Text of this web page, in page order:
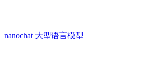
nanochat 大型语言模型